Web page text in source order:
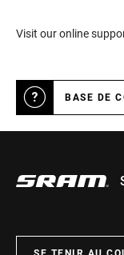
Visit our online
BASE DE